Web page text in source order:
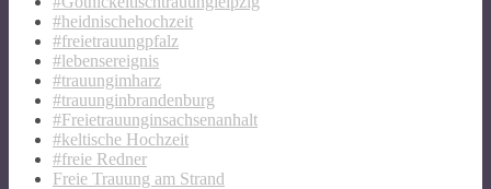
#heidnischehochzeit
#freietrauungpfalz
#lebensereignis
#trauungimharz
#trauunginbrandenburg
#Freietrauunginsachsenanhalt
#keltische Hochzeit
#freie Redner
Freie Trauung am Strand